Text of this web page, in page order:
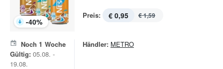
-40%
Preis: € 0,95 € 1,59
Noch 1 Woche
Gültig: 05.08. -
19.08.
Händler: METRO